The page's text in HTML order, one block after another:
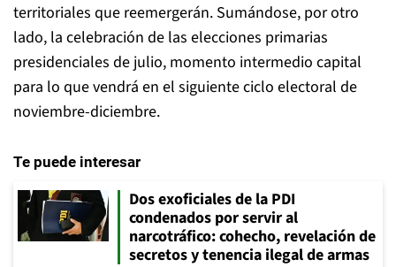
territoriales que reemergerán. Sumándose, por otro
lado, la celebración de las elecciones primarias
presidenciales de julio, momento intermedio capital
para lo que vendrá en el siguiente ciclo electoral de
noviembre-diciembre.
Te puede interesar
Dos exoficiales de la PDI
condenados por servir al
narcotráfico: cohecho, revelación de
secretos y tenencia ilegal de armas